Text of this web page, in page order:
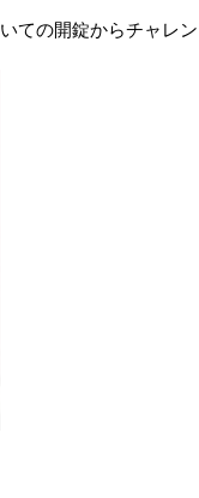
ての開錠からチャレン